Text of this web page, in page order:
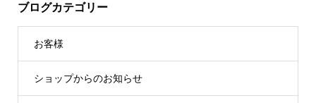
ブログカテゴリー
お客様
ショップからのお知らせ